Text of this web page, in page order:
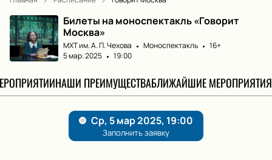
Билеты на моноспектакль «Говорит
Москва»
МХТ им. А. П. Чехова Моноспектакль
16+
5 мар. 2025
19:00
НАШИ ПРЕИМУЩЕСТВАБЛИЖАЙШИЕ МЕРОПРИЯТИЯ